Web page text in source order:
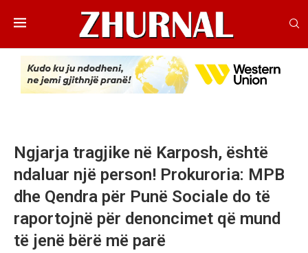
Ngjarja tragjike në Karposh, është
ndaluar një person! Prokuroria: MPB
dhe Qendra për Punë Sociale do të
raportojnë për denoncimet që mund
të jenë bërë më parë